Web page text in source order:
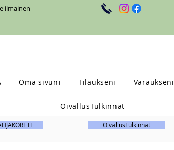
ilmainen
Oma sivuni Tilaukseni Varaukseni
OivallusTulkinnat
OivallusTulkinnat